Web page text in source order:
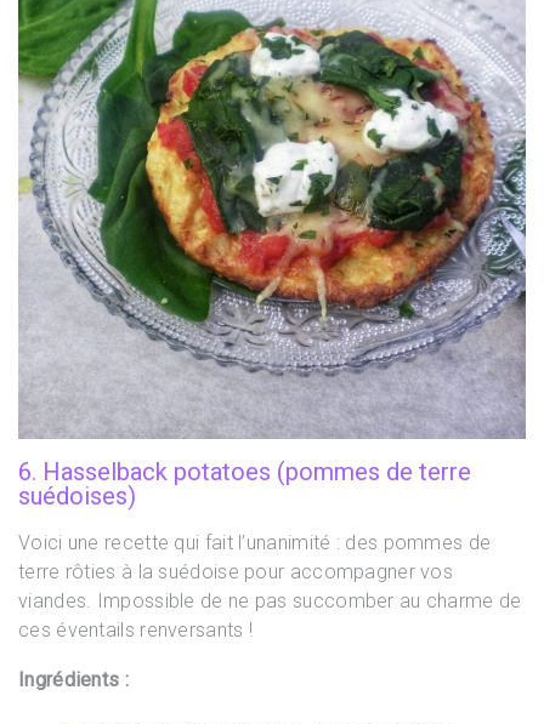
6. Hasselback potatoes (pommes de terre
suédoises)
Voici une recette qui fait l’unanimité : des pommes de
terre rôties à la suédoise pour accompagner vos
viandes. Impossible de ne pas succomber au charme de
ces éventails renversants !
Ingrédients :